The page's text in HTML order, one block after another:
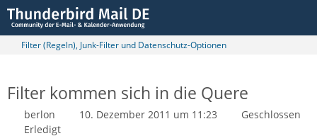
Filter (Regeln), Junk-Filter und Datenschutz-Optionen
Filter kommen sich in die Quere
berlon 10. Dezember 2011 um 11:23
Geschlossen
Erledigt